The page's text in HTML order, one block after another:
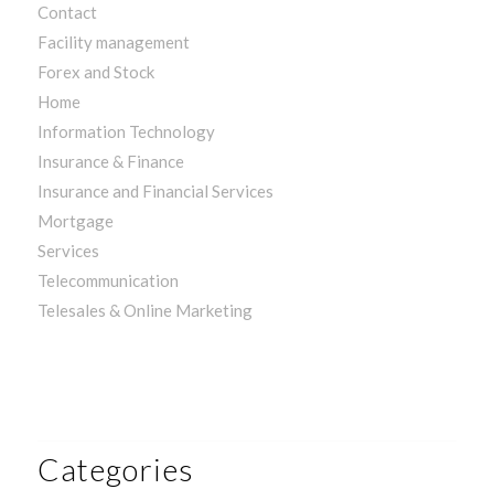
Contact
Facility management
Forex and Stock
Home
Information Technology
Insurance & Finance
Insurance and Financial Services
Mortgage
Services
Telecommunication
Telesales & Online Marketing
Categories